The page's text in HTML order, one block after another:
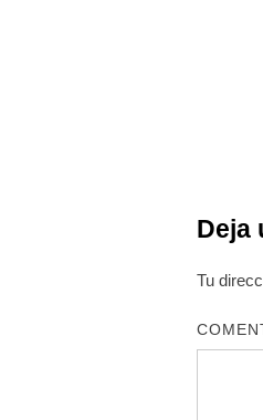
Deja
Tu